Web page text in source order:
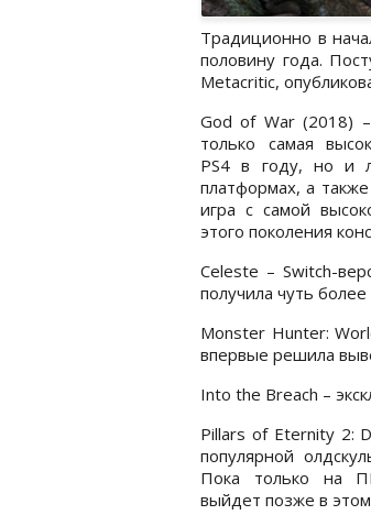
Традиционно в
половину года.
Metacritic,
God of War (2018)
только самая
PS4 в году, но и
платформах, а
игра с самой
этого поколения
Celeste – Switch-
получила чуть
Monster Hunter:
впервые решила
Into the Breach –
Pillars of Eternity 2:
популярной
Пока только на
выйдет позже в этом